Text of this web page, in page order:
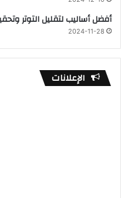
أفضل أساليب لتقليل التوتر
2024-11-28
الإعلانات